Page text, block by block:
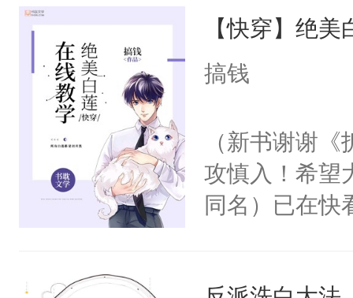
来，给老公
用力——为你
【快穿】绝
搞钱
（新书谢谢
攻慎入！希望
同名）已在快